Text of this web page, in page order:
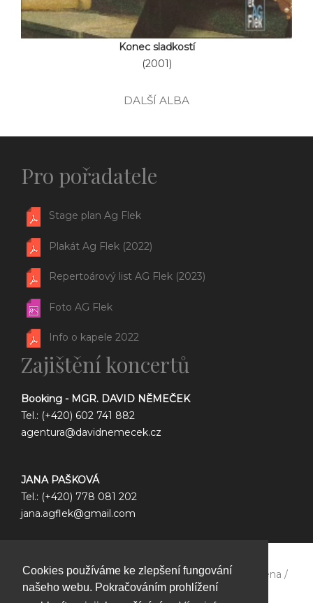
Cookies používáme ke zlepšení fungování
našeho webu. Pokračováním prohlížení
Konec sladkostí
(2001)
DALŠÍ ALBA
Pro pořadatele
Stage plan Ag Flek
Plakát Ag Flek (2022)
Repertoárový list AG Flek (2023)
Foto AG Flek
Info o kapele 2022
Zajištění koncertů
Booking - MGR. DAVID NĚMEČEK
Tel.: (+420) 602 741 882
agentura@davidnemecek.cz
JANA PAŠKOVÁ
Tel.: (+420) 778 081 202
jana.agflek@gmail.com
Copyright © 2026 Ag flek /Všechna práva vyhrazena /